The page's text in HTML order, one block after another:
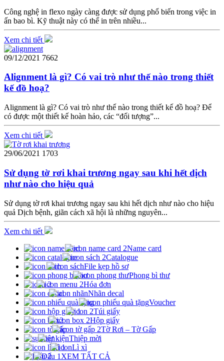
Công nghệ in flexo ngày càng được sử dụng phổ biến trong việc in
ấn bao bì. Kỹ thuật này có thể in trên nhiều...
Xem chi tiết
09/12/2021 7662
Alignment là gì? Có vai trò như thế nào trong thiết
kế đồ hoạ?
Alignment là gì? Có vai trò như thế nào trong thiết kế đồ hoạ? Để
có được một thiết kế hoàn hảo, các “đối tượng”...
Xem chi tiết
29/06/2021 1703
Sử dụng tờ rơi khai trương ngay sau khi hết dịch
như nào cho hiệu quả
Sử dụng tờ rơi khai trương ngay sau khi hết dịch như nào cho hiệu
quả Dịch bệnh, giãn cách xã hội là những nguyên...
Xem chi tiết
Name card
Catalogue
File kẹp hồ sơ
Phong bì thư
Hóa đơn
Nhãn decal
Voucher
Túi giấy
Hộp giấy
Tờ Rơi – Tờ Gấp
Thiệp mời
Lì xì
XEM TẤT CẢ